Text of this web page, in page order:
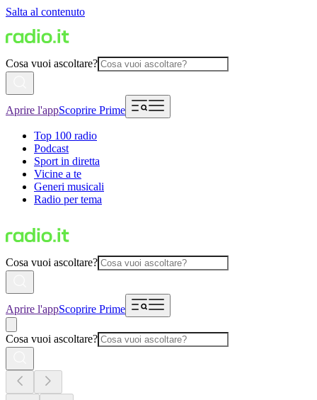
Salta al contenuto
Cosa vuoi ascoltare?
Aprire l'appScoprire Prime
Top 100 radio
Podcast
Sport in diretta
Vicine a te
Generi musicali
Radio per tema
Cosa vuoi ascoltare?
Aprire l'appScoprire Prime
Cosa vuoi ascoltare?